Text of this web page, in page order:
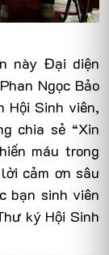
này Đại diện
Ngọc Bảo
Hội Sinh viên,
chia sẻ “Xin
máu trong
cảm ơn sâu
bạn sinh viên
ký Hội Sinh